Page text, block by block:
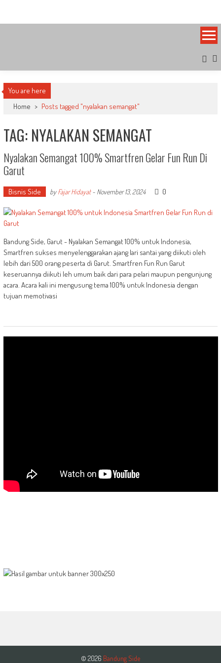
content
You are here
Home > Posts tagged "nyalakan semangat"
TAG: NYALAKAN SEMANGAT
Nyalakan Semangat 100% Smartfren Gelar Fun Run Di
Garut
Bisnis Side byFajar Hidayat- November 13, 2024 0
Bandung Side, Garut - Nyalakan Semangat 100% untuk Indonesia,
Smartfren sukses menyelenggarakan ajang lari santai yang diikuti oleh
lebih dari 500 orang peserta di Garut. Smartfren Fun Run Garut
keseruannya diikuti leh umum baik dari para pelari maupun pengunjung
acara. Acara kali ini mengusung tema 100% untuk Indonesia dengan
tujuan memotivasi
© 2026 Bandung Side